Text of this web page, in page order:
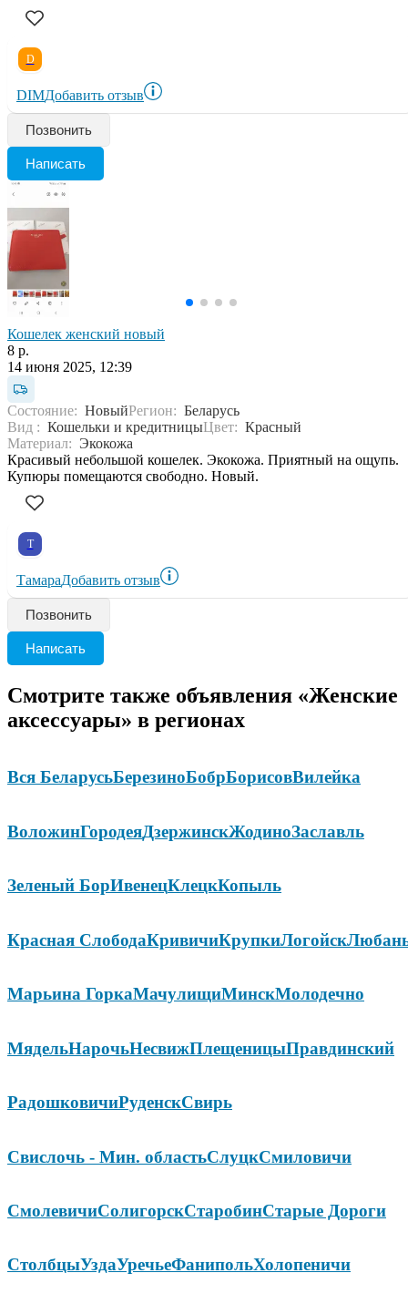
D
DIMДобавить отзыв
Позвонить
Написать
Кошелек женский новый
8 р.
14 июня 2025, 12:39
Состояние: НовыйРегион: Беларусь
Вид : Кошельки и кредитницыЦвет: Красный
Материал: Экокожа
Красивый небольшой кошелек. Экокожа. Приятный на ощупь.
Купюры помещаются свободно. Новый.
Т
ТамараДобавить отзыв
Позвонить
Написать
Смотрите также объявления «Женские
аксессуары» в регионах
Вся БеларусьБерезиноБобрБорисовВилейка
ВоложинГородеяДзержинскЖодиноЗаславль
Зеленый БорИвенецКлецкКопыль
Красная СлободаКривичиКрупкиЛогойск
Марьина ГоркаМачулищиМинскМолодечно
МядельНарочьНесвижПлещеницыПравдинский
РадошковичиРуденскСвирь
Свислочь - Мин. областьСлуцкСмиловичи
СмолевичиСолигорскСтаробинСтарые Дороги
СтолбцыУздаУречьеФанипольХолопеничи